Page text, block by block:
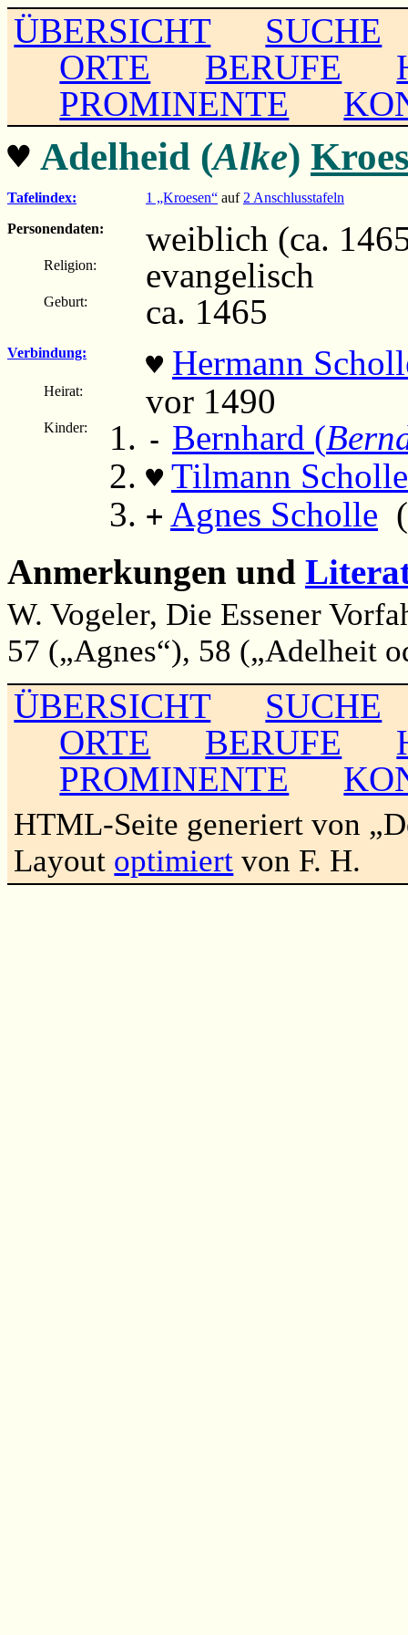
ÜBERSICHT
SUCHE
ORTE
BERUFE
PROMINENTE
♥ Adelheid (Alke)
Tafelindex: 1 „Kroesen“ auf 2 Anschlusstafeln
Personendaten:
weiblich (ca.
Religion: evangelisch
Geburt: ca. 1465
Verbindung: ♥ Hermann
Heirat: vor 1490
Kinder: - Bernhard (
♥ Tilmann Scholle
+ Agnes Scholle
Anmerkungen und
W. Vogeler, Die Essener
57 („Agnes“), 58 („Adelheit
ÜBERSICHT
SUCHE
ORTE
BERUFE
PROMINENTE
HTML-Seite generiert von
Layout optimiert von F. H.